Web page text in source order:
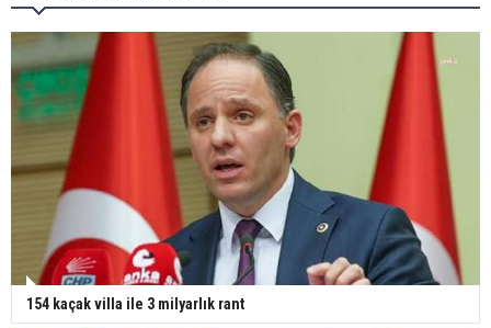
154 kaçak villa ile 3 milyarlık rant